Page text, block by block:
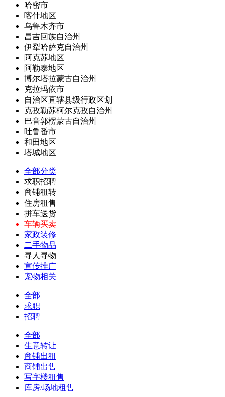
哈密市
喀什地区
乌鲁木齐市
昌吉回族自治州
伊犁哈萨克自治州
阿克苏地区
阿勒泰地区
博尔塔拉蒙古自治州
克拉玛依市
自治区直辖县级行政区划
克孜勒苏柯尔克孜自治州
巴音郭楞蒙古自治州
吐鲁番市
和田地区
塔城地区
全部分类
求职招聘
商铺租转
住房租售
拼车送货
车辆买卖
家政装修
二手物品
寻人寻物
宣传推广
宠物相关
全部
求职
招聘
全部
生意转让
商铺出租
商铺出售
写字楼租售
库房/场地租售